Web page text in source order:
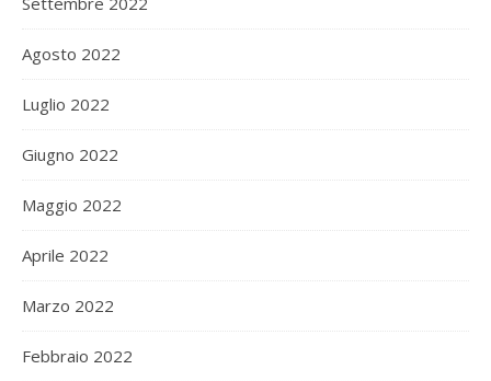
Agosto 2022
Luglio 2022
Giugno 2022
Maggio 2022
Aprile 2022
Marzo 2022
Febbraio 2022